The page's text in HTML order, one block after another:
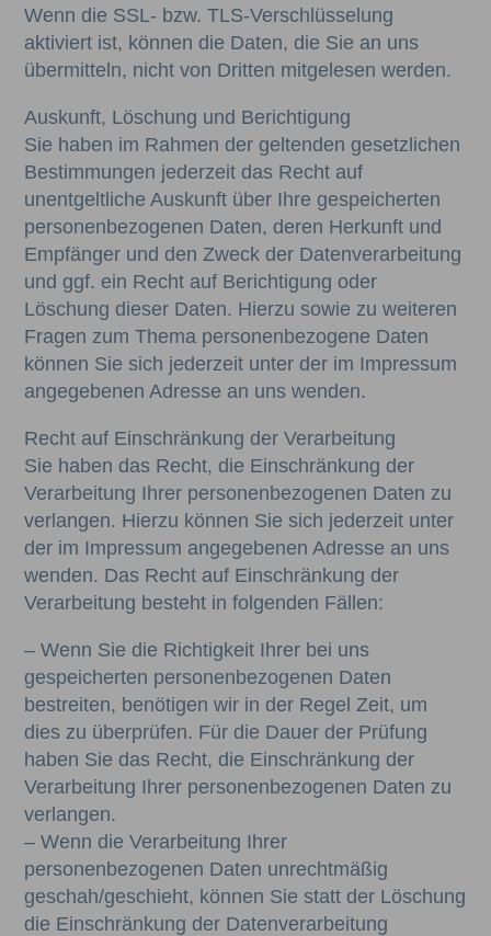
Wenn die SSL- bzw. TLS-Verschlüsselung
aktiviert ist, können die Daten, die Sie an uns
übermitteln, nicht von Dritten mitgelesen werden.
Auskunft, Löschung und Berichtigung
Sie haben im Rahmen der geltenden gesetzlichen
Bestimmungen jederzeit das Recht auf
unentgeltliche Auskunft über Ihre gespeicherten
personenbezogenen Daten, deren Herkunft und
Empfänger und den Zweck der Datenverarbeitung
und ggf. ein Recht auf Berichtigung oder
Löschung dieser Daten. Hierzu sowie zu weiteren
Fragen zum Thema personenbezogene Daten
können Sie sich jederzeit unter der im Impressum
angegebenen Adresse an uns wenden.
Recht auf Einschränkung der Verarbeitung
Sie haben das Recht, die Einschränkung der
Verarbeitung Ihrer personenbezogenen Daten zu
verlangen. Hierzu können Sie sich jederzeit unter
der im Impressum angegebenen Adresse an uns
wenden. Das Recht auf Einschränkung der
Verarbeitung besteht in folgenden Fällen:
– Wenn Sie die Richtigkeit Ihrer bei uns
gespeicherten personenbezogenen Daten
bestreiten, benötigen wir in der Regel Zeit, um
dies zu überprüfen. Für die Dauer der Prüfung
haben Sie das Recht, die Einschränkung der
Verarbeitung Ihrer personenbezogenen Daten zu
verlangen.
– Wenn die Verarbeitung Ihrer
personenbezogenen Daten unrechtmäßig
geschah/geschieht, können Sie statt der Löschung
die Einschränkung der Datenverarbeitung